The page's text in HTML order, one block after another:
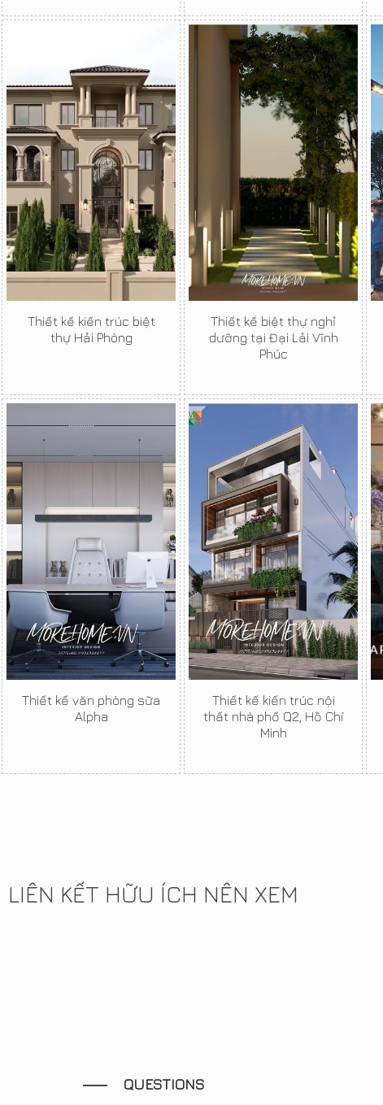
Thiết kế kiến trúc biệt
thự Hải Phòng
Thiết kế biệt thự nghỉ
dưỡng tại Đại Lải Vĩnh
Phúc
Thiết kế văn phòng sữa
Alpha
Thiết kế kiến trúc nội
thất nhà phố Q2, Hồ Chí
Minh
LIÊN KẾT HỮU ÍCH NÊN XEM
QUESTIONS